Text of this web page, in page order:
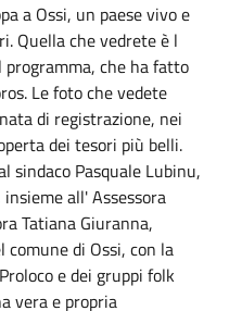
a Ossi, un paese vivo e
Quella che vedrete è l
che ha fatto
Le foto che vedete
di registrazione, nei
dei tesori più belli.
sindaco Pasquale Lubinu,
all' Assessora
Tatiana Giuranna,
di Ossi, con la
e dei gruppi folk
vera e propria